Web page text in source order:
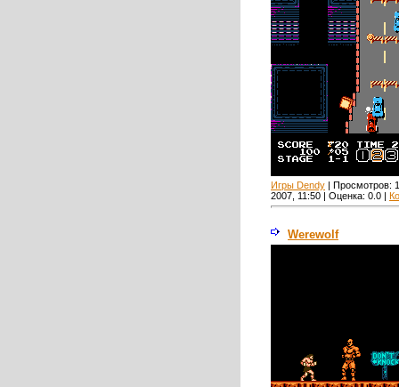
Игры Dendy | Просмотров:
2007, 11:50 | Оценка: 0.0 |
Werewolf